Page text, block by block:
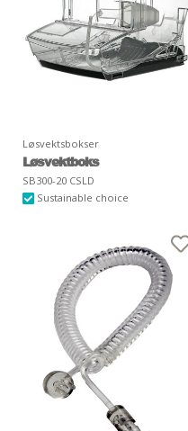
Løsvektsbokser
Løsvektboks
SB300-20 CSLD
Sustainable choice